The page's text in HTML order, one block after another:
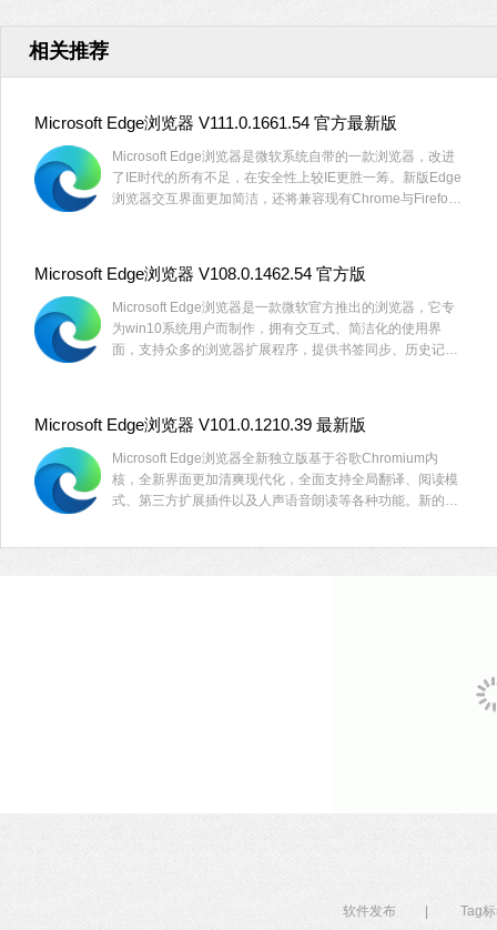
相关推荐
Microsoft Edge浏览器 V111.0.1661.54 官方最新版
Microsoft Edge浏览器是微软系统自带的一款浏览器，改进
了IE时代的所有不足，在安全性上较IE更胜一筹。新版Edge
浏览器交互界面更加简洁，还将兼容现有Chrome与Firefox
Microsoft Edge浏览器 V108.0.1462.54 官方版
Microsoft Edge浏览器是一款微软官方推出的浏览器，它专
为win10系统用户而制作，拥有交互式、简洁化的使用界
面，支持众多的浏览器扩展程序，提供书签同步、历史记
Microsoft Edge浏览器 V101.0.1210.39 最新版
Microsoft Edge浏览器全新独立版基于谷歌Chromium内
核，全新界面更加清爽现代化，全面支持全局翻译、阅读模
式、第三方扩展插件以及人声语音朗读等各种功能。新的
软件发布 Tag